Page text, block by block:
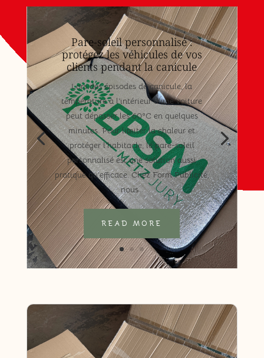
Pare-soleil personnalisé :
protégez les véhicules de vos
clients pendant la canicule
Lors des épisodes de canicule, la
température à l’intérieur d’une voiture
peut dépasser les 60°C en quelques
minutes. Pour limiter la chaleur et
protéger l’habitacle, le pare-soleil
personnalisé est une solution aussi
pratique qu’efficace. Chez Form Publicité,
nous…
READ MORE